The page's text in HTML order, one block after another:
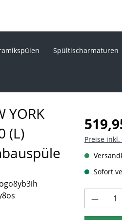
Spültischarmaturen
YORK
(L)
Regulärer
Preise
Sofort